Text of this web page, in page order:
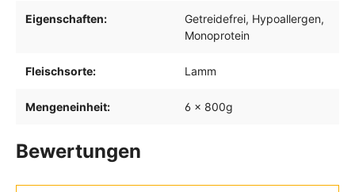
Eigenschaften: Getreidefrei, Hypoallergen,
Monoprotein
Fleischsorte: Lamm
Mengeneinheit: 6 x 800g
Bewertungen